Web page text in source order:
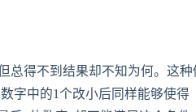
总得不到结果却不知为何。这种
字中的1个改小后同样能够使得